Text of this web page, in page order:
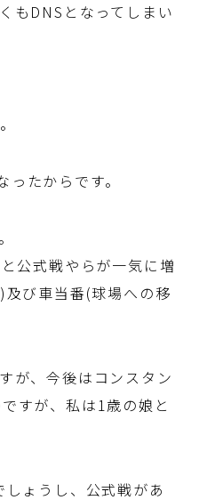
もDNSとなってしまい
たからです。
公式戦やらが一気に増
び車当番(球場への移
が、今後はコンスタン
すが、私は1歳の娘と
ょうし、公式戦があ